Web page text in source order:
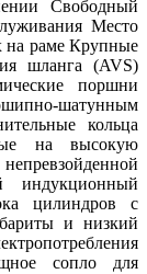
Свободный
Место
на раме Крупные
шланга (AVS)
поршни
шатунным
кольца
на высокую
индукционный
цилиндров с
и низкий
сопло для